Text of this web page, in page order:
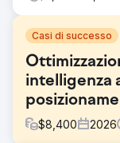
Casi di successo
intelligenza
$8,400 2026